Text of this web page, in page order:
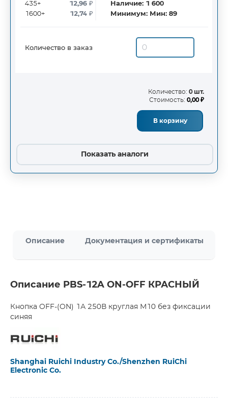
435+
1600+
12,96₽
12,74₽
Наличие: 1 600
Минимум: Мин: 89
Количество в заказ
Количество: 0 шт.
Стоимость: 0,00 ₽
В корзину
Показать аналоги
Описание Документация и сертификаты
Описание PBS-12A ON-OFF КРАСНЫЙ
Кнопка OFF-(ON) 1А 250В круглая М10 без фиксации
синяя
Shanghai Ruichi Industry Co./Shenzhen RuiChi
Electronic Co.